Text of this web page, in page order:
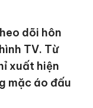
dõi hôn
TV. Từ
xuất hiện
mặc áo đấu